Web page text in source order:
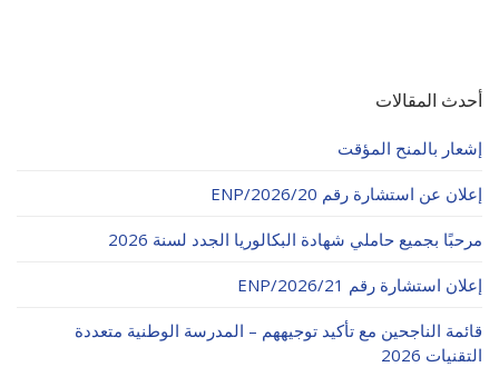
أحدث المقالات
إشعار بالمنح المؤقت
إعلان عن استشارة رقم 20/ENP/2026
مرحبًا بجميع حاملي شهادة البكالوريا الجدد لسنة 2026
إعلان استشارة رقم 21/ENP/2026
قائمة الناجحين مع تأكيد توجيههم – المدرسة الوطنية متعددة
التقنيات 2026